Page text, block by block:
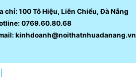
chỉ: 100 Tô Hiệu, Liên Chiểu, Đà Nẵng
0769.60.80.68
kinhdoanh@noithatnhuadanang.vn